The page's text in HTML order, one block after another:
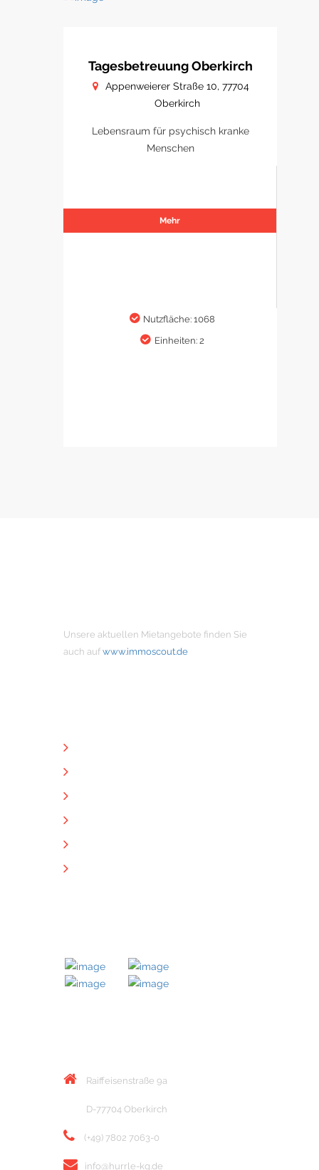
Tagesbetreuung Oberkirch
Appenweierer Straße 10, 77704
Oberkirch
Lebensraum für psychisch kranke
Menschen
Mehr
Nutzfläche: 1068
Einheiten: 2
Unsere aktuellen Mietangebote finden Sie
auch auf www.immoscout.de
Raiffeisenstraße 9a
D-77704 Oberkirch
(+49) 7802 7063-0
info@hurrle-kg.de